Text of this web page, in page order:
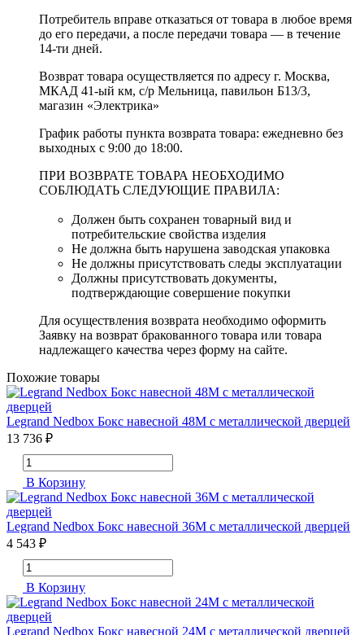
Потребитель вправе отказаться от товара в любое время
до его передачи, а после передачи товара — в течение
14-ти дней.
Возврат товара осуществляется по адресу г. Москва,
МКАД 41-ый км, с/р Мельница, павильон Б13/3,
магазин «Электрика»
График работы пункта возврата товара: ежедневно без
выходных с 9:00 до 18:00.
ПРИ ВОЗВРАТЕ ТОВАРА НЕОБХОДИМО
СОБЛЮДАТЬ СЛЕДУЮЩИЕ ПРАВИЛА:
Должен быть сохранен товарный вид и
потребительские свойства изделия
Не должна быть нарушена заводская упаковка
Не должны присутствовать следы эксплуатации
Должны присутствовать документы,
подтверждающие совершение покупки
Для осуществления возврата необходимо оформить
Заявку на возврат бракованного товара или товара
надлежащего качества через форму на сайте.
Похожие товары
Legrand Nedbox Бокс навесной 48M с металлической дверцей
13 736 ₽
В Корзину
Legrand Nedbox Бокс навесной 36M с металлической дверцей
4 543 ₽
В Корзину
Legrand Nedbox Бокс навесной 24M с металлической дверцей